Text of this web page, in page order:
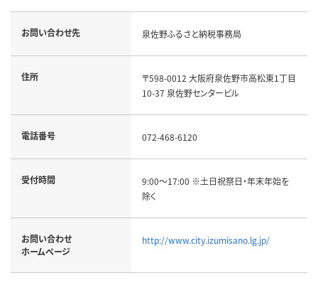
お問い合わせ先 泉佐野ふるさと納税事務局
住所
〒598-0012 大阪府泉佐野市高松東1丁目
10-37 泉佐野センタービル
電話番号 072-468-6120
受付時間
9:00～17:00 ※土日祝祭日・年末年始を
除く
お問い合わせ
ホームページ
http://www.city.izumisano.lg.jp/